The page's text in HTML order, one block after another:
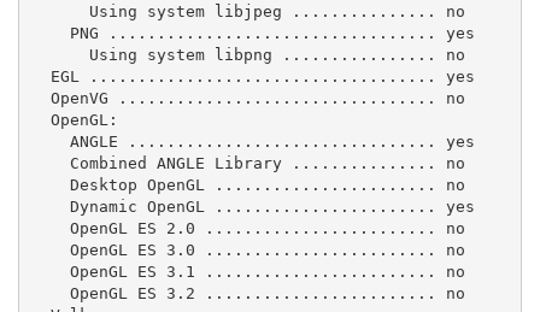
      Using system libjpeg ............... no
    PNG .................................. yes
      Using system libpng ................ no
  EGL .................................... yes
  OpenVG ................................. no
  OpenGL:
    ANGLE ................................ yes
    Combined ANGLE Library ............... no
    Desktop OpenGL ....................... no
    Dynamic OpenGL ....................... yes
    OpenGL ES 2.0 ........................ no
    OpenGL ES 3.0 ........................ no
    OpenGL ES 3.1 ........................ no
    OpenGL ES 3.2 ........................ no